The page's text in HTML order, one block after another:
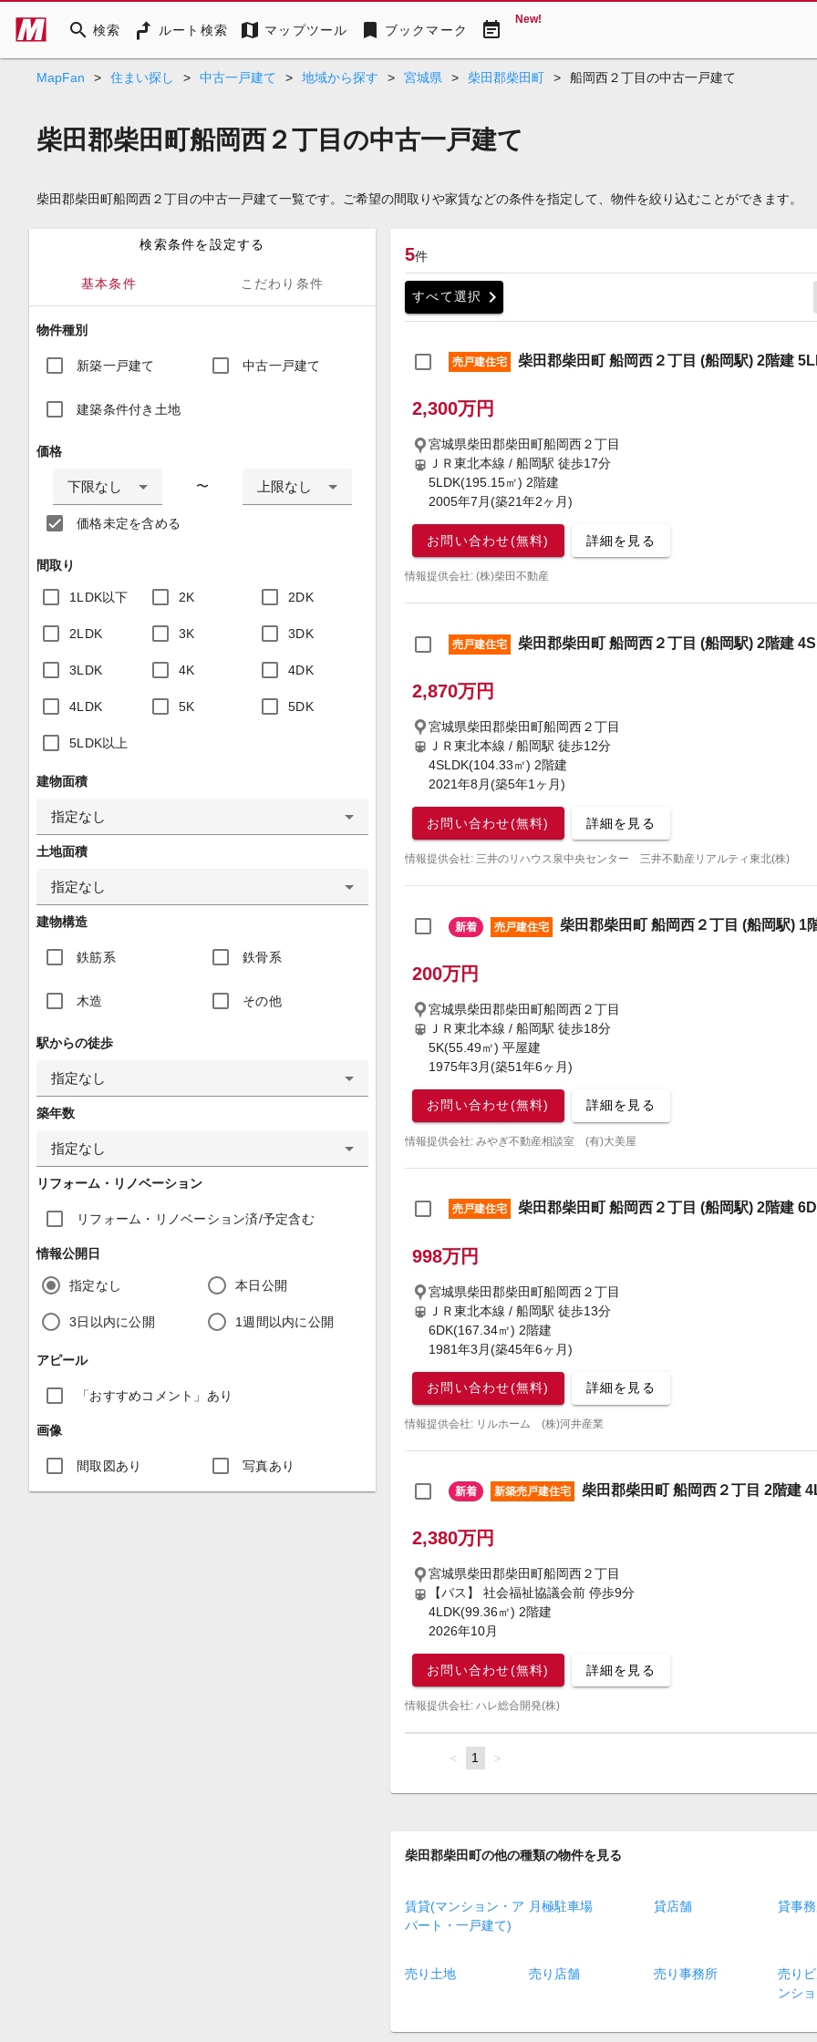
search 検索 ルート検索 map マップツール bookmark ブックマーク event_note New!
MapFan > 住まい探し > 中古一戸建て > 地域から探す > 宮城県 > 柴田郡柴田町 > 船岡西２丁目の中古一戸建て
柴田郡柴田町船岡西２丁目の中古一戸建て
柴田郡柴田町船岡西２丁目の中古一戸建て一覧です。ご希望の間取りや家賃などの条件を指定して、物件を絞り込むことができます。
検索条件を設定する
基本条件 こだわり条件
物件種別
新築一戸建て 中古一戸建て
建築条件付き土地
価格
下限なし 〜 上限なし
価格未定を含める
間取り
1LDK以下 2K 2DK
2LDK 3K 3DK
3LDK 4K 4DK
4LDK 5K 5DK
5LDK以上
建物面積
指定なし
土地面積
指定なし
建物構造
鉄筋系 鉄骨系
木造 その他
駅からの徒歩
指定なし
築年数
指定なし
リフォーム・リノベーション
リフォーム・リノベーション済/予定含む
情報公開日
指定なし 本日公開
3日以内に公開 1週間以内に公開
アピール
「おすすめコメント」あり
画像
間取図あり 写真あり
5件
すべて選択 chevron_right
売戸建住宅 柴田郡柴田町 船岡西２丁目 (船岡駅) 2階建
2,300万円
宮城県柴田郡柴田町船岡西２丁目
ＪＲ東北本線 / 船岡駅 徒歩17分
5LDK(195.15㎡) 2階建
2005年7月(築21年2ヶ月)
お問い合わせ(無料) 詳細を見る
情報提供会社: (株)柴田不動産
売戸建住宅 柴田郡柴田町 船岡西２丁目 (船岡駅) 2階建
2,870万円
宮城県柴田郡柴田町船岡西２丁目
ＪＲ東北本線 / 船岡駅 徒歩12分
4SLDK(104.33㎡) 2階建
2021年8月(築5年1ヶ月)
お問い合わせ(無料) 詳細を見る
情報提供会社: 三井のリハウス泉中央センター 三井不動産リアルティ東北(株)
新着 売戸建住宅 柴田郡柴田町 船岡西２丁目 (船岡駅) 1
200万円
宮城県柴田郡柴田町船岡西２丁目
ＪＲ東北本線 / 船岡駅 徒歩18分
5K(55.49㎡) 平屋建
1975年3月(築51年6ヶ月)
お問い合わせ(無料) 詳細を見る
情報提供会社: みやぎ不動産相談室 (有)大美屋
売戸建住宅 柴田郡柴田町 船岡西２丁目 (船岡駅) 2階建
998万円
宮城県柴田郡柴田町船岡西２丁目
ＪＲ東北本線 / 船岡駅 徒歩13分
6DK(167.34㎡) 2階建
1981年3月(築45年6ヶ月)
お問い合わせ(無料) 詳細を見る
情報提供会社: リルホーム (株)河井産業
新着 新築売戸建住宅 柴田郡柴田町 船岡西２丁目 2階建
2,380万円
宮城県柴田郡柴田町船岡西２丁目
【バス】 社会福祉協議会前 停歩9分
4LDK(99.36㎡) 2階建
2026年10月
お問い合わせ(無料) 詳細を見る
情報提供会社: ハレ総合開発(株)
page
You're
page
1 page
柴田郡柴田町の他の種類の物件を見る
賃貸(マンション・ア
パート・一戸建て)
月極駐車場 貸店舗 貸事
売り土地 売り店舗 売り事務所
売り
ンシ